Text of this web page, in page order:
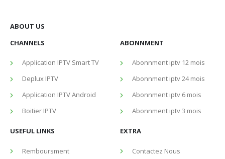
ABOUT US
CHANNELS
Application IPTV Smart TV
Deplux IPTV
Application IPTV Android
Boitier IPTV
ABONNMENT
Abonnment iptv 12 mois
Abonnment iptv 24 mois
Abonnment iptv 6 mois
Abonnment iptv 3 mois
USEFUL LINKS
Remboursment
EXTRA
Contactez Nous